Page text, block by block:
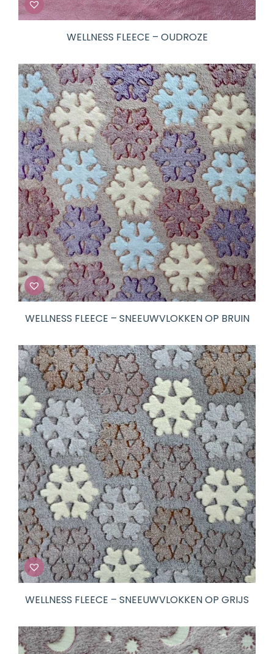
WELLNESS FLEECE – OUDROZE
WELLNESS FLEECE – SNEEUWVLOKKEN OP BRUIN
WELLNESS FLEECE – SNEEUWVLOKKEN OP GRIJS